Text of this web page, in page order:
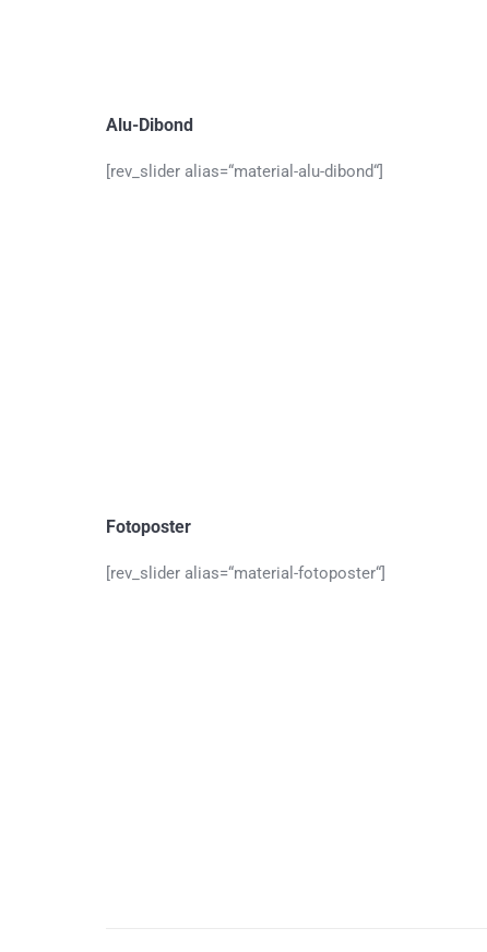
Alu-Dibond
[rev_slider alias=“material-alu-dibond“]
Fotoposter
[rev_slider alias=“material-fotoposter“]